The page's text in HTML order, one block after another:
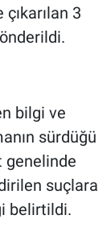
3
bilgi ve
sürdüğü
genelinde
suçlara
belirtildi.